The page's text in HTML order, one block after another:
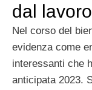
dal lavoro
Nel corso del
evidenza come
interessanti che
anticipata 2023.